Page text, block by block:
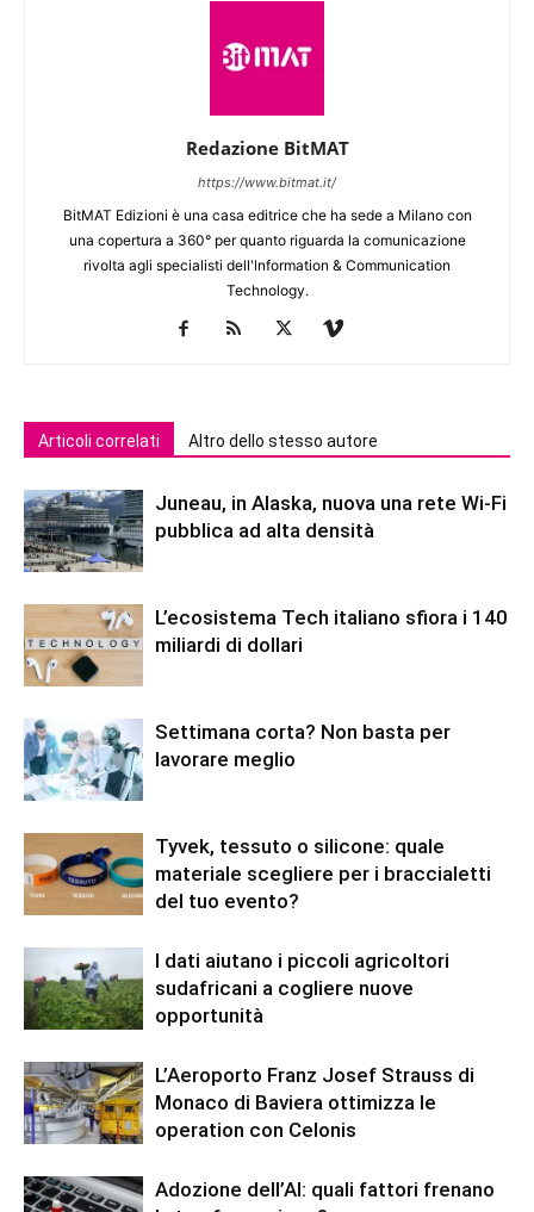
Redazione BitMAT
https://www.bitmat.it/
BitMAT Edizioni è una casa editrice che ha sede a Milano con
una copertura a 360° per quanto riguarda la comunicazione
rivolta agli specialisti dell'lnformation & Communication
Technology.
Articoli correlati Altro dello stesso autore
Juneau, in Alaska, nuova una rete Wi-Fi
pubblica ad alta densità
L’ecosistema Tech italiano sfiora i 140
miliardi di dollari
Settimana corta? Non basta per
lavorare meglio
Tyvek, tessuto o silicone: quale
materiale scegliere per i braccialetti
del tuo evento?
I dati aiutano i piccoli agricoltori
sudafricani a cogliere nuove
opportunità
L’Aeroporto Franz Josef Strauss di
Monaco di Baviera ottimizza le
operation con Celonis
Adozione dell’AI: quali fattori frenano